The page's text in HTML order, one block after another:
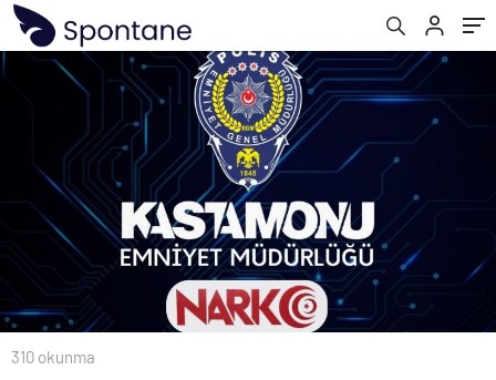
310 okunma